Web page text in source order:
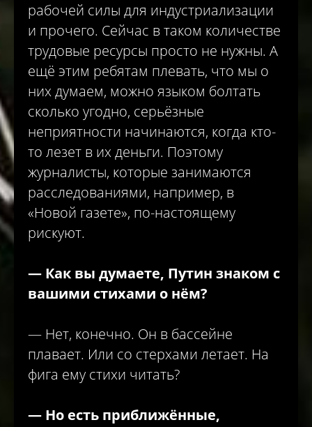
рабочей силы для индустриализации
и прочего. Сейчас в таком количестве
трудовые ресурсы просто не нужны. А
ещё этим ребятам плевать, что мы о
них думаем, можно языком болтать
сколько угодно, серьёзные
неприятности начинаются, когда кто-
то лезет в их деньги. Поэтому
журналисты, которые занимаются
расследованиями, например, в
«Новой газете», по-настоящему
рискуют.
— Как вы думаете, Путин знаком с
вашими стихами о нём?
— Нет, конечно. Он в бассейне
плавает. Или со стерхами летает. На
фига ему стихи читать?
— Но есть приближённые,